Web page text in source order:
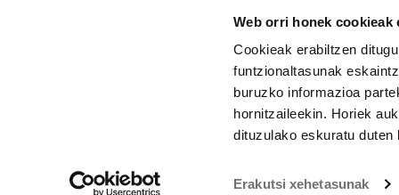
Web orri honek cookieak
Cookieak erabiltzen
funtzionaltasunak
buruzko informazioa
hornitzaileekin. Horiek
dituzulako eskuratu
Erakutsi xehetasunak